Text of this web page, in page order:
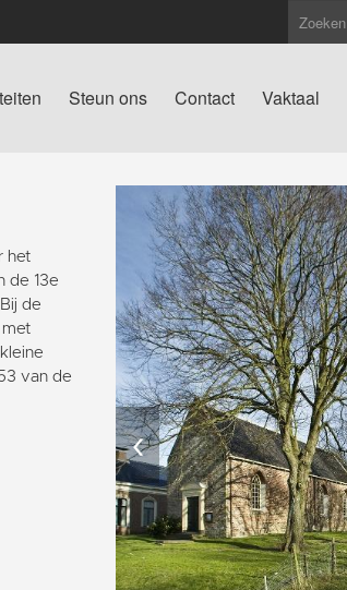
Steun ons Contact Vaktaal
het
de 13e
de
met
van de
‹